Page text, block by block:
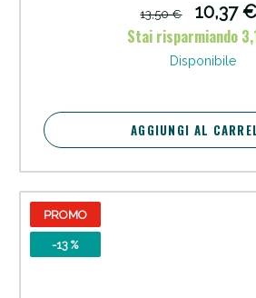
13,50 €
10,37 €
Stai risparmiando
Disponibile
AGGIUNGI AL
PROMO
-13 %